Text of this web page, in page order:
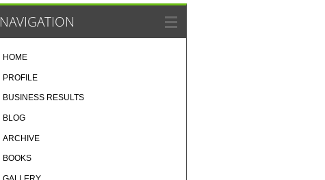
NAVIGATION
HOME
PROFILE
BUSINESS RESULTS
BLOG
ARCHIVE
BOOKS